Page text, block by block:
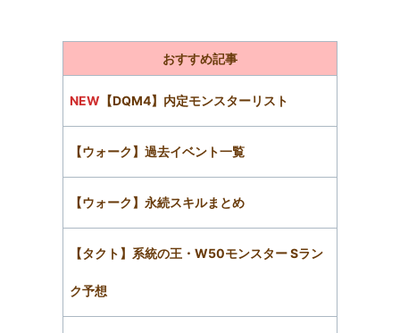
おすすめ記事
NEW 【DQM4】内定モンスターリスト
【ウォーク】過去イベント一覧
【ウォーク】永続スキルまとめ
【タクト】系統の王・W50モンスター Sラン
ク予想